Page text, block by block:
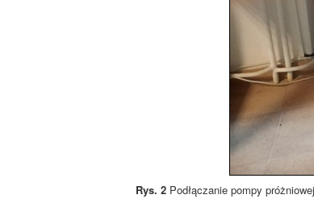
Rys. 2 Podłączanie pompy